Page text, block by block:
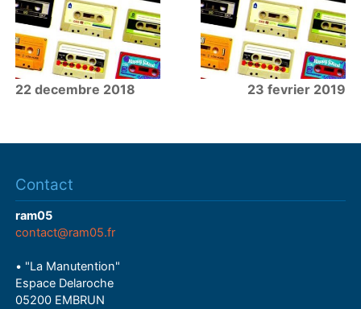
22 decembre 2018 23 fevrier 2019
Contact
ram05
contact@ram05.fr
• "La Manutention"
Espace Delaroche
05200 EMBRUN